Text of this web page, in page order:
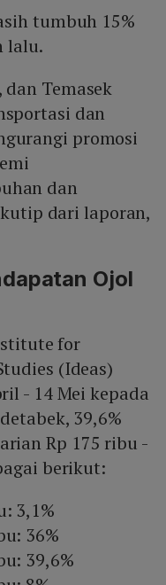
tumbuh 15%
lalu.
dan Temasek
dan
promosi
dan
dari laporan,
Ojol
for
(Ideas)
- 14 Mei kepada
39,6%
Rp 175 ribu -
berikut:
3,1%
36%
39,6%